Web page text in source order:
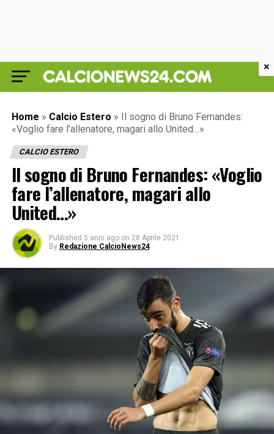
Home » Calcio Estero » Il sogno di Bruno Fernandes:
«Voglio fare l’allenatore, magari allo United…»
CALCIO ESTERO
Il sogno di Bruno Fernandes: «Voglio
fare l’allenatore, magari allo
United…»
Published 5 anni ago on 28 Aprile 2021
By Redazione CalcioNews24
×